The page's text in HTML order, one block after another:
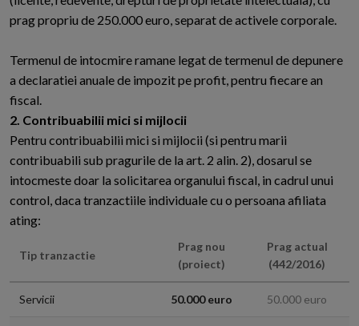
prag propriu de 250.000 euro, separat de activele corporale.
Termenul de intocmire ramane legat de termenul de depunere
a declaratiei anuale de impozit pe profit, pentru fiecare an
fiscal.
2. Contribuabilii mici si mijlocii
Pentru contribuabilii mici si mijlocii (si pentru marii
contribuabili sub pragurile de la art. 2 alin. 2), dosarul se
intocmeste doar la solicitarea organului fiscal, in cadrul unui
control, daca tranzactiile individuale cu o persoana afiliata
ating:
Tip tranzactie
Prag nou
(proiect)
Prag actual
(442/2016)
Servicii 50.000 euro 50.000 euro